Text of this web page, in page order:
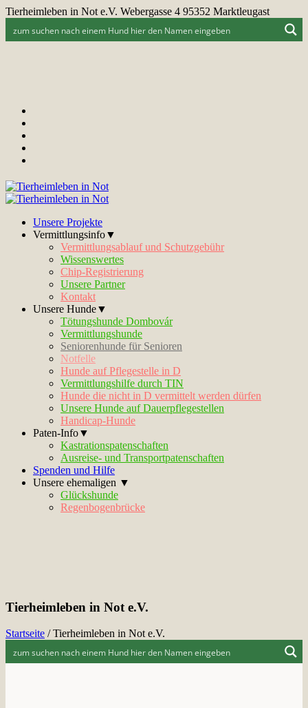
Tierheimleben in Not e.V. Webergasse 4 95352 Marktleugast
Unsere Projekte
Vermittlungsinfo▼
Vermittlungsablauf und Schutzgebühr
Wissenswertes
Chip-Registrierung
Unsere Partner
Kontakt
Unsere Hunde▼
Tötungshunde Dombovár
Vermittlungshunde
Seniorenhunde für Senioren
Notfelle
Hunde auf Pflegestelle in D
Vermittlungshilfe durch TIN
Hunde die nicht in D vermittelt werden dürfen
Unsere Hunde auf Dauerpflegestellen
Handicap-Hunde
Paten-Info▼
Kastrationspatenschaften
Ausreise- und Transportpatenschaften
Spenden und Hilfe
Unsere ehemaligen ▼
Glückshunde
Regenbogenbrücke
Tierheimleben in Not e.V.
Startseite /Tierheimleben in Not e.V.